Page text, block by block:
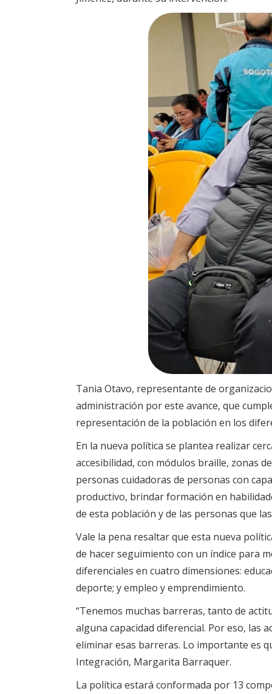
Tania Otavo, representante de
administración por este avance, que
representación de la población en los
En la nueva política se plantea realizar
accesibilidad, con módulos braille, zonas
personas cuidadoras de personas con
productivo, brindar formación en
de esta población y de las personas que
Vale la pena resaltar que esta nueva
de hacer seguimiento con un índice para
diferenciales en cuatro dimensiones:
deporte; y empleo y emprendimiento.
“Tenemos muchas barreras, tanto de
alguna capacidad diferencial. Por eso, las
eliminar esas barreras. Lo importante es
Integración, Margarita Barraquer.
La política estará conformada por 13